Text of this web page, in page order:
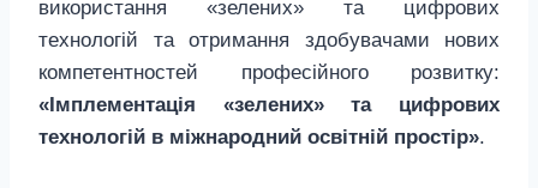
використання «зелених» та цифрових
технологій та отримання здобувачами нових
компетентностей професійного розвитку:
«Імплементація «зелених» та цифрових
технологій в міжнародний освітній простір».